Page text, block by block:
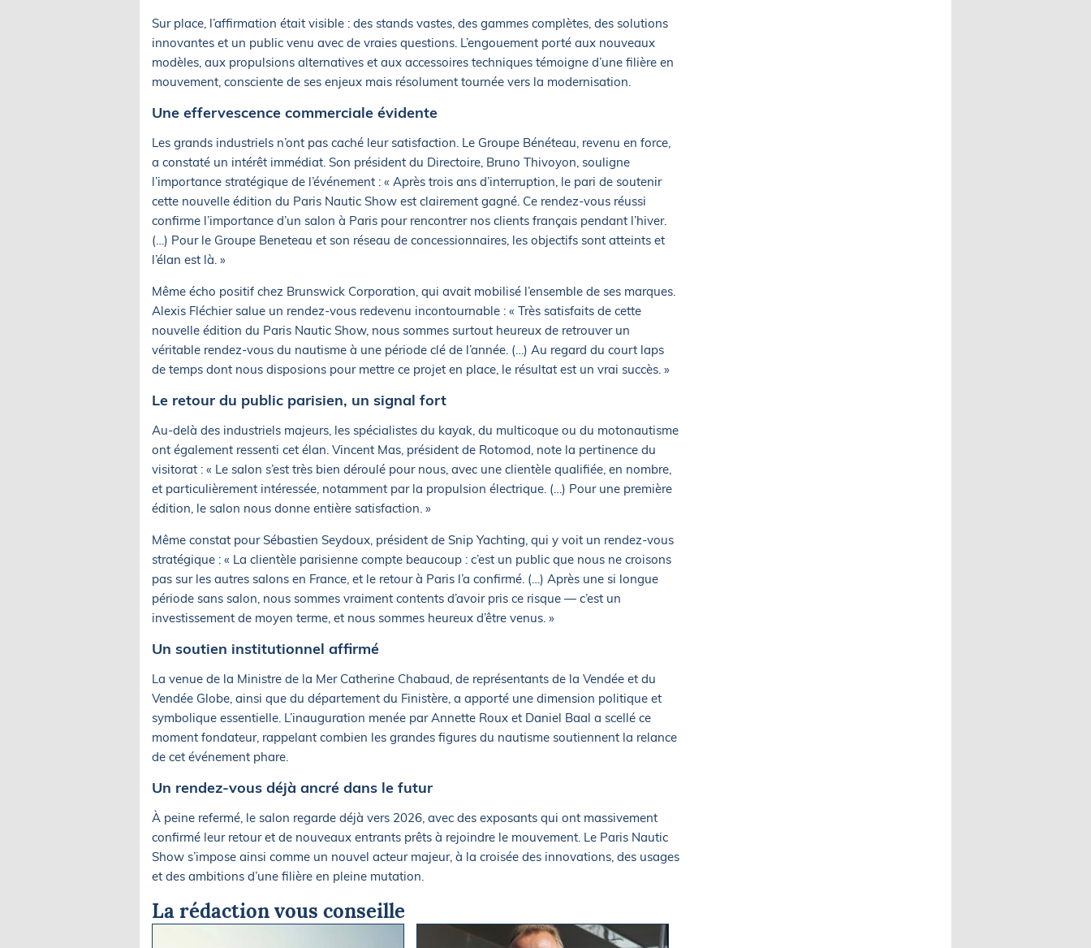
Sur place, l’affirmation était visible : des stands vastes, des gammes complètes, des solutions
innovantes et un public venu avec de vraies questions. L’engouement porté aux nouveaux
modèles, aux propulsions alternatives et aux accessoires techniques témoigne d’une filière en
mouvement, consciente de ses enjeux mais résolument tournée vers la modernisation.
Une effervescence commerciale évidente
Les grands industriels n’ont pas caché leur satisfaction. Le Groupe Bénéteau, revenu en force,
a constaté un intérêt immédiat. Son président du Directoire, Bruno Thivoyon, souligne
l’importance stratégique de l’événement : « Après trois ans d’interruption, le pari de soutenir
cette nouvelle édition du Paris Nautic Show est clairement gagné. Ce rendez-vous réussi
confirme l’importance d’un salon à Paris pour rencontrer nos clients français pendant l’hiver.
(…) Pour le Groupe Beneteau et son réseau de concessionnaires, les objectifs sont atteints et
l’élan est là. »
Même écho positif chez Brunswick Corporation, qui avait mobilisé l’ensemble de ses marques.
Alexis Fléchier salue un rendez-vous redevenu incontournable : « Très satisfaits de cette
nouvelle édition du Paris Nautic Show, nous sommes surtout heureux de retrouver un
véritable rendez-vous du nautisme à une période clé de l’année. (…) Au regard du court laps
de temps dont nous disposions pour mettre ce projet en place, le résultat est un vrai succès. »
Le retour du public parisien, un signal fort
Au-delà des industriels majeurs, les spécialistes du kayak, du multicoque ou du motonautisme
ont également ressenti cet élan. Vincent Mas, président de Rotomod, note la pertinence du
visitorat : « Le salon s’est très bien déroulé pour nous, avec une clientèle qualifiée, en nombre,
et particulièrement intéressée, notamment par la propulsion électrique. (…) Pour une première
édition, le salon nous donne entière satisfaction. »
Même constat pour Sébastien Seydoux, président de Snip Yachting, qui y voit un rendez-vous
stratégique : « La clientèle parisienne compte beaucoup : c’est un public que nous ne croisons
pas sur les autres salons en France, et le retour à Paris l’a confirmé. (…) Après une si longue
période sans salon, nous sommes vraiment contents d’avoir pris ce risque — c’est un
investissement de moyen terme, et nous sommes heureux d’être venus. »
Un soutien institutionnel affirmé
La venue de la Ministre de la Mer Catherine Chabaud, de représentants de la Vendée et du
Vendée Globe, ainsi que du département du Finistère, a apporté une dimension politique et
symbolique essentielle. L’inauguration menée par Annette Roux et Daniel Baal a scellé ce
moment fondateur, rappelant combien les grandes figures du nautisme soutiennent la relance
de cet événement phare.
Un rendez-vous déjà ancré dans le futur
À peine refermé, le salon regarde déjà vers 2026, avec des exposants qui ont massivement
confirmé leur retour et de nouveaux entrants prêts à rejoindre le mouvement. Le Paris Nautic
Show s’impose ainsi comme un nouvel acteur majeur, à la croisée des innovations, des usages
et des ambitions d’une filière en pleine mutation.
La rédaction vous conseille